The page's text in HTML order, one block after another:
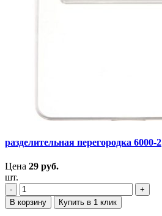
разделительная перегородка 6000-2
Цена 29 руб.
шт.
‐
+
В корзину
Купить в 1 клик